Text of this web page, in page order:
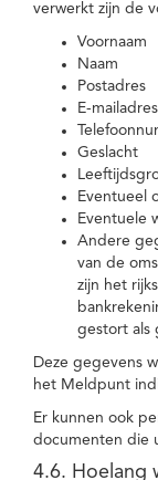
verwerkt zijn de
Voornaam
Naam
Postadres
E-mailadres
Geslacht
Eventueel
Eventuele
Andere
van de
zijn het
gestort als
Deze gegevens
het Meldpunt
Er kunnen ook
documenten die
4.6. Hoelang